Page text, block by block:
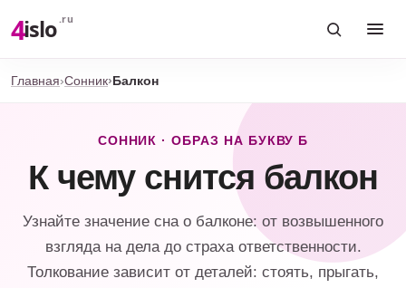
4islo .ru
Главная Сонник Балкон
СОННИК · ОБРАЗ НА БУКВУ Б
К чему снится балкон
Узнайте значение сна о балконе: от возвышенного
взгляда на дела до страха ответственности.
Толкование зависит от деталей: стоять, прыгать,